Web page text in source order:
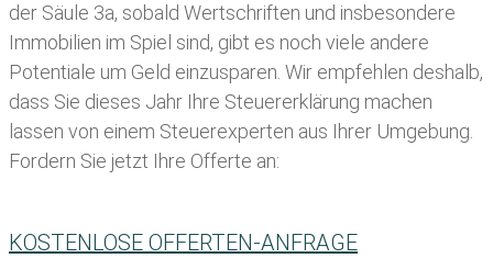
der Säule 3a, sobald Wertschriften und insbesondere
Immobilien im Spiel sind, gibt es noch viele andere
Potentiale um Geld einzusparen. Wir empfehlen deshalb,
dass Sie dieses Jahr Ihre Steuererklärung machen
lassen von einem Steuerexperten aus Ihrer Umgebung.
Fordern Sie jetzt Ihre Offerte an:
KOSTENLOSE OFFERTEN-ANFRAGE